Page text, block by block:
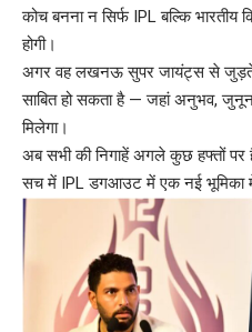
कोच बनना न सिर्फ IPL बल्कि भारतीय
होगी।
अगर वह लखनऊ सुपर जायंट्स से जुड़ते
साबित हो सकता है — जहां अनुभव,
मिलेगा।
अब सभी की निगाहें अगले कुछ हफ्तों पर
सच में IPL डगआउट में एक नई भूमिका